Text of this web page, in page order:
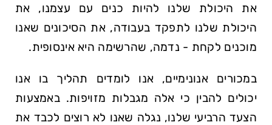
את היכולת שלנו להיות כנים עם עצמנו, את
היכולת שלנו לתפקד בעבודה, את הסיכונים שאנו
מוכנים לקחת - נדמה, שהרשימה היא אינסופית.
במכורים אנונימיים, אנו לומדים תהליך בו אנו
יכולים להבין כי אלה מגבלות מזויפות. באמצעות
הצעד הרביעי שלנו, נגלה שאנו לא רוצים לכבד את